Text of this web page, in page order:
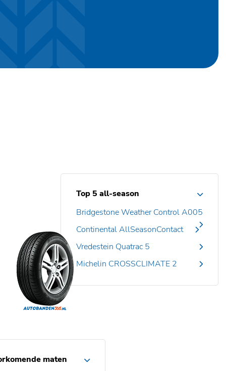
Top 5 all-season
Bridgestone Weather Control A005
Continental AllSeasonContact
Vredestein Quatrac 5
Michelin CROSSCLIMATE 2
maten